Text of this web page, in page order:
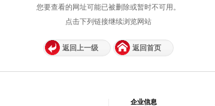
您要查看的网址可能已被删除或暂时不可用。
点击下列链接继续浏览网站
返回上一级 返回首页
企业信息